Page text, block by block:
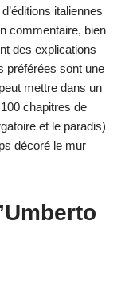
italiennes
commentaire, bien
des explications
préférées sont une
mettre dans un
chapitres de
et le paradis)
décoré le mur